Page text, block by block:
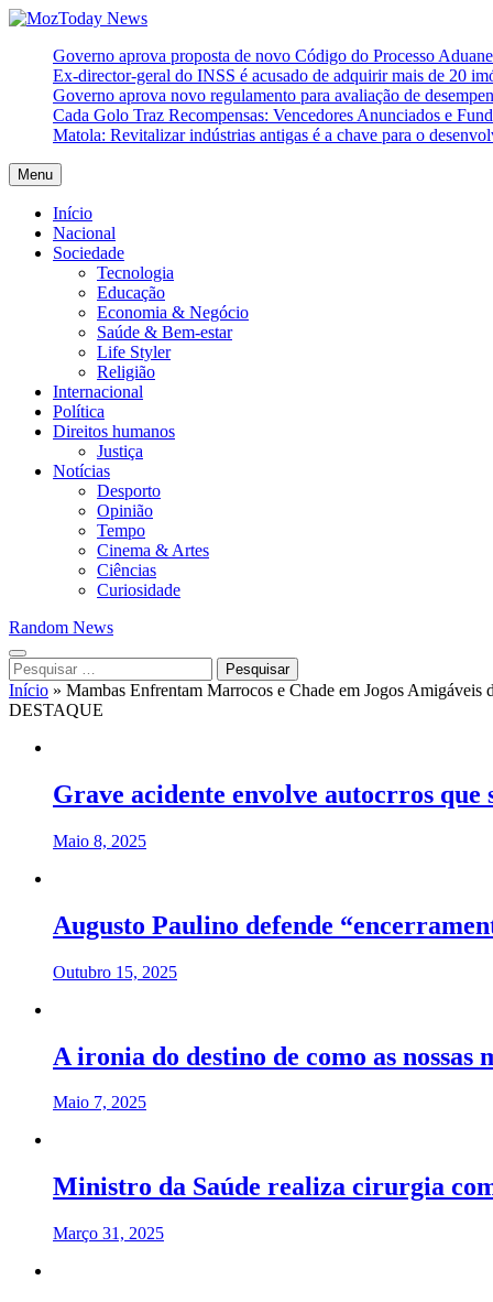
Skip
content
MozToday News
Onde a gente lê.
Governo aprova proposta de novo Código do Processo
Ex-director-geral do INSS é acusado de adquirir mais de 20
Governo aprova novo regulamento para avaliação de
Cada Golo Traz Recompensas: Vencedores Anunciados e
Matola: Revitalizar indústrias antigas é a chave para o
Menu
Início
Nacional
Sociedade
Tecnologia
Educação
Economia & Negócio
Saúde & Bem-estar
Life Styler
Religião
Internacional
Política
Direitos humanos
Justiça
Notícias
Desporto
Opinião
Tempo
Cinema & Artes
Ciências
Curiosidade
Random News
Pesquisar
por:
Início » Mambas Enfrentam Marrocos e Chade em Jogos Amigáveis
DESTAQUE
Grave acidente envolve autocrros que
Maio 8, 2025
Augusto Paulino defende
Outubro 15, 2025
A ironia do destino de como as
Maio 7, 2025
Ministro da Saúde realiza cirurgia
Março 31, 2025